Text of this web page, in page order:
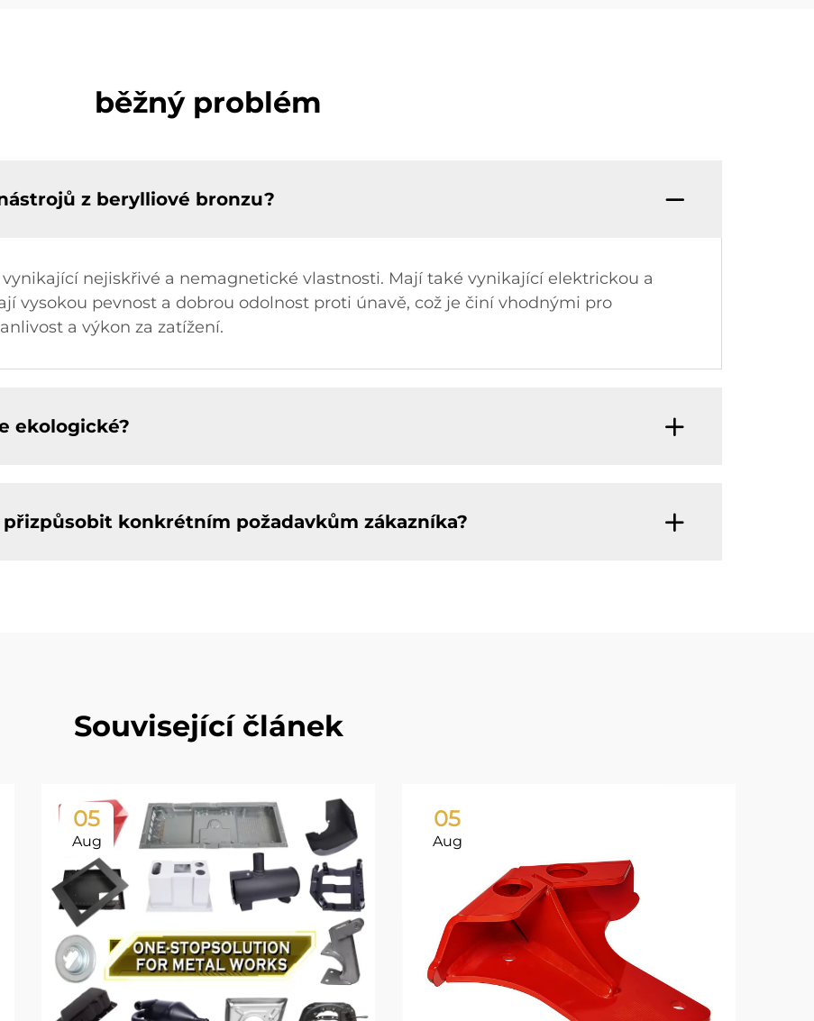
běžný problém
z berylliové bronzu?
nejiskřivé a nemagnetické vlastnosti. Mají také vynikající elektrickou a
vysokou pevnost a dobrou odolnost proti únavě, což je činí vhodnými pro
a výkon za zatížení.
ekologické?
konkrétním požadavkům zákazníka?
Související článek
05
Aug
05
Aug